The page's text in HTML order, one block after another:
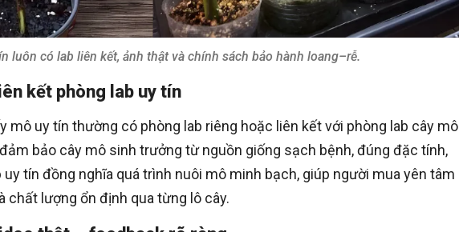
luôn có lab liên kết, ảnh thật và chính sách bảo hành loang–rễ.
kết phòng lab uy tín
mô uy tín thường có phòng lab riêng hoặc liên kết với phòng lab cây mô
bảo cây mô sinh trưởng từ nguồn giống sạch bệnh, đúng đặc tính,
uy tín đồng nghĩa quá trình nuôi mô minh bạch, giúp người mua yên tâm
chất lượng ổn định qua từng lô cây.